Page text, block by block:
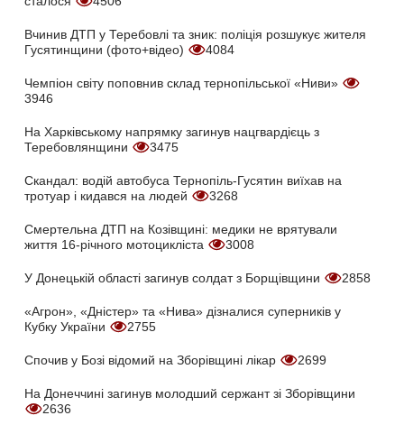
Вчинив ДТП у Теребовлі та зник: поліція розшукує жителя
Гусятинщини (фото+відео)
4084
Чемпіон світу поповнив склад тернопільської «Ниви»
3946
На Харківському напрямку загинув нацгвардієць з
Теребовлянщини
3475
Скандал: водій автобуса Тернопіль-Гусятин виїхав на
тротуар і кидався на людей
3268
Смертельна ДТП на Козівщині: медики не врятували
життя 16-річного мотоцикліста
3008
У Донецькій області загинув солдат з Борщівщини 2858
«Агрон», «Дністер» та «Нива» дізналися суперників у
Кубку України
2755
Спочив у Бозі відомий на Зборівщині лікар 2699
На Донеччині загинув молодший сержант зі Зборівщини
2636